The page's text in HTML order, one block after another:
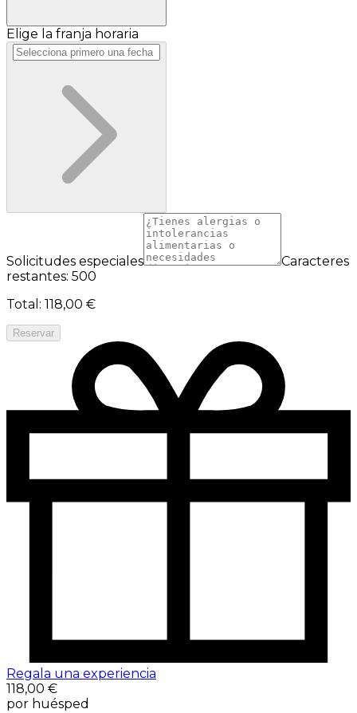
Elige la franja horaria
Solicitudes especiales
Caracteres
restantes: 500
Total : 118,00 €
Reservar
Regala una experiencia
118,00 €
por huésped